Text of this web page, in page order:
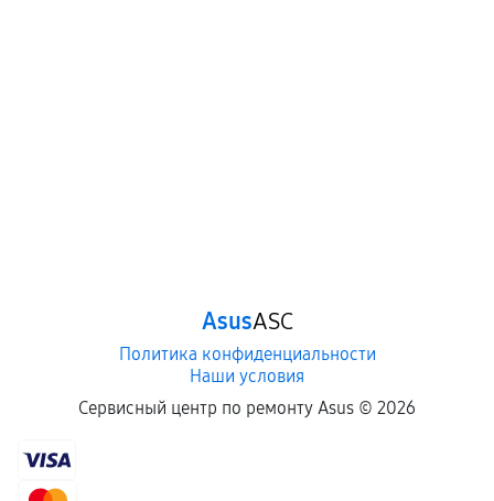
AsusASC
Политика конфиденциальности
Наши условия
Сервисный центр по ремонту Asus © 2026